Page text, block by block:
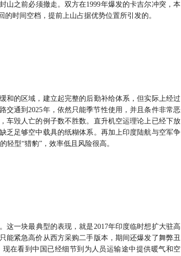
山之前必须撤走。双方在1999年爆发的卡吉尔冲突，本
时间空档，提前上山占据优势位置所引发的。
和的区域，建立起完整的后勤补给体系，但实际上经过
交通到2025年，依然只能季节性使用，并且条件非常恶
车毁人亡的例子数不胜数。直升机空运理论上已经下放
乏足够空中载具的纸糊体系。再加上印度陆航与空军争
轻型“猎豹”，效率低且风险很高。
这一块最典型的表现，就是2017年印度临时想扩大驻高
能紧急高价从西方采购二手版本，期间还爆发了舞弊丑
在看到中国已经细节到为人员运输途中提供暖气和空